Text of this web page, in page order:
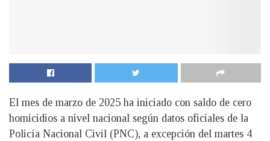
El mes de marzo de 2025 ha iniciado con saldo de cero
homicidios a nivel nacional según datos oficiales de la
Policía Nacional Civil (PNC), a excepción del martes 4